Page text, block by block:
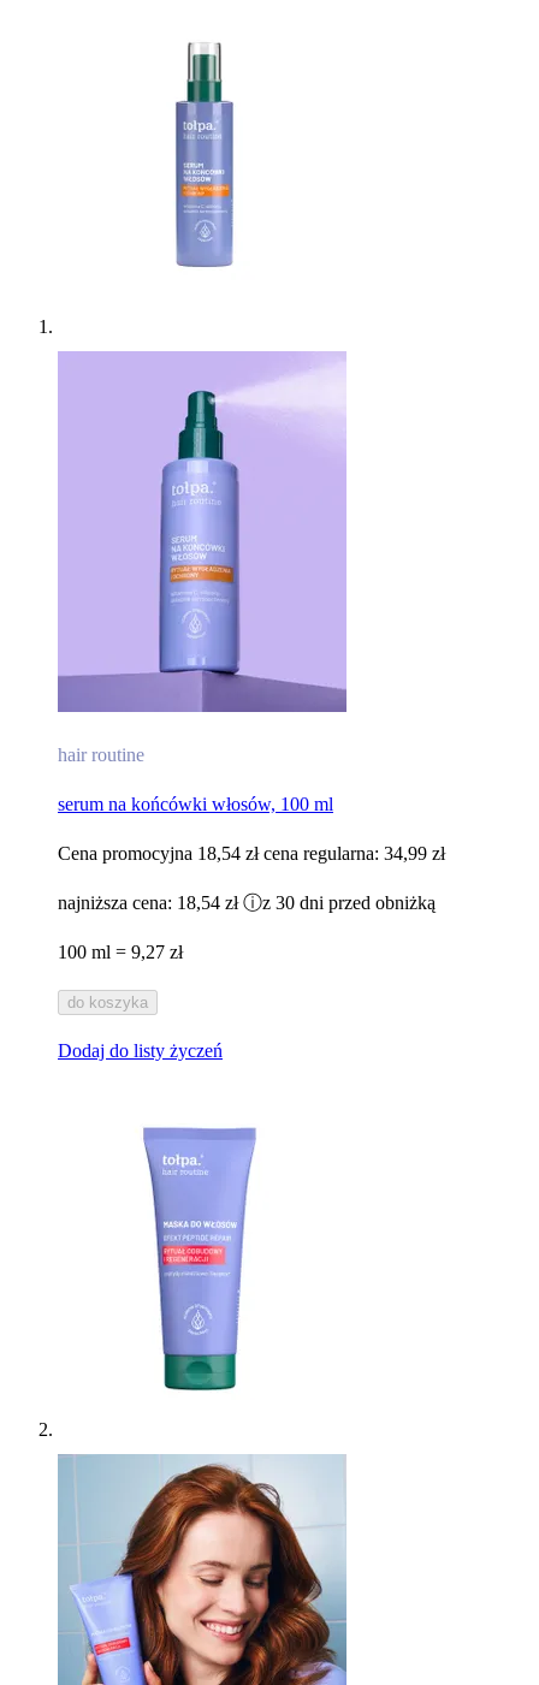
hair routine
serum na końcówki włosów, 100 ml​
Cena promocyjna 18,54 zł cena regularna: 34,99 zł
najniższa cena: 18,54 zł ⓘz 30 dni przed obniżką
100 ml = 9,27 zł
do koszyka
Dodaj do listy życzeń